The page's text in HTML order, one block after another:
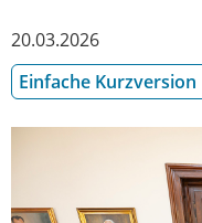
20.03.2026
Einfache Kurzversion